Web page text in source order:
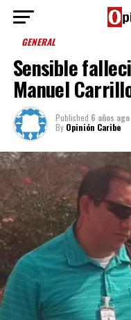
GENERAL
Sensible
Manuel
Published 6 años ago
By Opinión Caribe